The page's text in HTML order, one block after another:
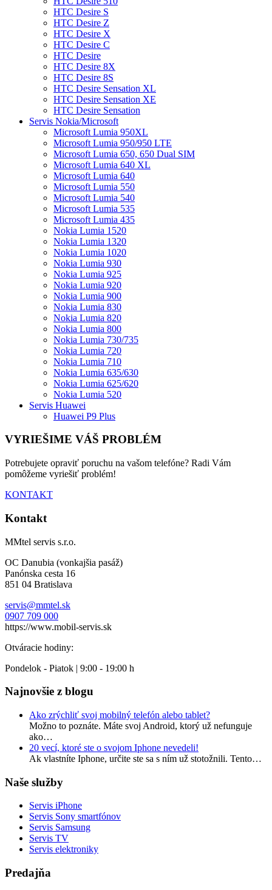
HTC Desire S
HTC Desire Z
HTC Desire X
HTC Desire C
HTC Desire
HTC Desire 8X
HTC Desire 8S
HTC Desire Sensation XL
HTC Desire Sensation XE
HTC Desire Sensation
Servis Nokia/Microsoft
Microsoft Lumia 950XL
Microsoft Lumia 950/950 LTE
Microsoft Lumia 650, 650 Dual SIM
Microsoft Lumia 640 XL
Microsoft Lumia 640
Microsoft Lumia 550
Microsoft Lumia 540
Microsoft Lumia 535
Microsoft Lumia 435
Nokia Lumia 1520
Nokia Lumia 1320
Nokia Lumia 1020
Nokia Lumia 930
Nokia Lumia 925
Nokia Lumia 920
Nokia Lumia 900
Nokia Lumia 830
Nokia Lumia 820
Nokia Lumia 800
Nokia Lumia 730/735
Nokia Lumia 720
Nokia Lumia 710
Nokia Lumia 635/630
Nokia Lumia 625/620
Nokia Lumia 520
Servis Huawei
Huawei P9 Plus
VYRIEŠIME VÁŠ PROBLÉM
Potrebujete opraviť poruchu na vašom telefóne? Radi Vám
pomôžeme vyriešiť problém!
KONTAKT
Kontakt
MMtel servis s.r.o.
OC Danubia (vonkajšia pasáž)
Panónska cesta 16
851 04 Bratislava
servis@mmtel.sk
0907 709 000
https://www.mobil-servis.sk
Otváracie hodiny:
Pondelok - Piatok | 9:00 - 19:00 h
Najnovšie z blogu
Ako zrýchliť svoj mobilný telefón alebo tablet?
Možno to poznáte. Máte svoj Android, ktorý už nefunguje
ako…
20 vecí, ktoré ste o svojom Iphone nevedeli!
Ak vlastníte Iphone, určite ste sa s ním už stotožnili. Tento…
Naše služby
Servis iPhone
Servis Sony smartfónov
Servis Samsung
Servis TV
Servis elektroniky
Predajňa